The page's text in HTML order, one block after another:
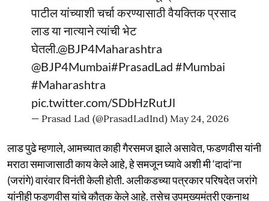
पाटील यांच्याशी चर्चा करण्यासाठी वैयक्तिक प्रसाद
लाड या नात्याने त्यांची भेट
घेतली.@BJP4Maharashtra
@BJP4Mumbai#PrasadLad #Mumbai
#Maharashtra
pic.twitter.com/SDbHzRutJl
— Prasad Lad (@PrasadLadInd) May 24, 2026
लाड पुढे म्हणाले, आमच्यात काही गैरसमज झाले असावेत, फडणवीस यांनी
मराठा समाजासाठी काय केले आहे, हे समजून घ्यावे अशी मी ‘दादां’ना
(जरांगे) वारंवार विनंती केली होती. अलीकडच्या पत्रकार परिषदेत जरांगे
यांनीही फडणवीस यांचे कौतुक केले आहे. तसेच उपमुख्यमंत्री एकनाथ